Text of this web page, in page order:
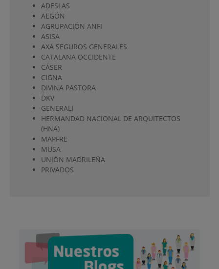
ADESLAS
AEGÓN
AGRUPACIÓN ANFI
ASISA
AXA SEGUROS GENERALES
CATALANA OCCIDENTE
CÁSER
CIGNA
DIVINA PASTORA
DKV
GENERALI
HERMANDAD NACIONAL DE ARQUITECTOS
(HNA)
MAPFRE
MUSA
UNIÓN MADRILEÑA
PRIVADOS